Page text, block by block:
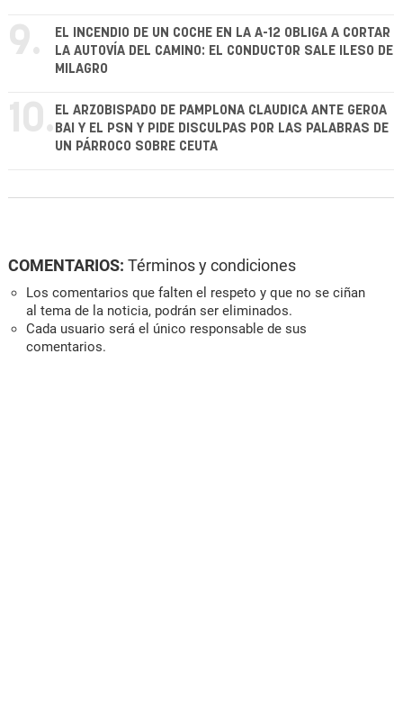
9.
EL INCENDIO DE UN COCHE EN LA A-12 OBLIGA A CORTAR
LA AUTOVÍA DEL CAMINO: EL CONDUCTOR SALE ILESO DE
MILAGRO
10. EL ARZOBISPADO DE PAMPLONA CLAUDICA ANTE GEROA
BAI Y EL PSN Y PIDE DISCULPAS POR LAS PALABRAS DE
UN PÁRROCO SOBRE CEUTA
COMENTARIOS: Términos y condiciones
Los comentarios que falten el respeto y que no se ciñan
al tema de la noticia, podrán ser eliminados.
Cada usuario será el único responsable de sus
comentarios.